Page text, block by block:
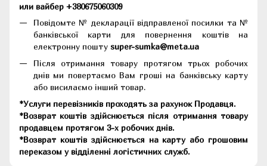
или вайбер +380675060309
Повідомте № декларації відправленої посилки та №
банківської карти для повернення коштів на
електронну пошту super-sumka@meta.ua
Після отримання товару протягом трьох робочих
днів ми повертаємо Вам гроші на банківську карту
або висилаємо інший товар.
*Услуги перевізників проходять за рахунок Продавця.
*Возврат коштів здійснюється після отримання товару
продавцем протягом 3-х робочих днів.
*Возврат коштів здійснюється на карту або грошовим
переказом у відділенні логістичних служб.